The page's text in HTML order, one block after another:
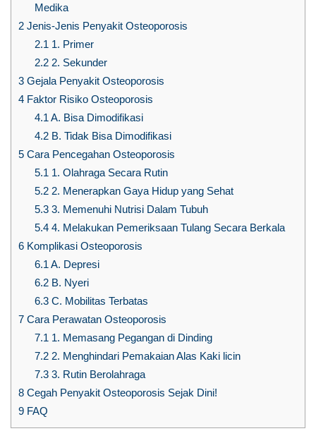
Medika
2 Jenis-Jenis Penyakit Osteoporosis
2.1 1. Primer
2.22. Sekunder
3 Gejala Penyakit Osteoporosis
4 Faktor Risiko Osteoporosis
4.1 A. Bisa Dimodifikasi
4.2B. Tidak Bisa Dimodifikasi
5 Cara Pencegahan Osteoporosis
5.1 1. Olahraga Secara Rutin
5.22. Menerapkan Gaya Hidup yang Sehat
5.33. Memenuhi Nutrisi Dalam Tubuh
5.44. Melakukan Pemeriksaan Tulang Secara Berkala
6 Komplikasi Osteoporosis
6.1 A. Depresi
6.2B. Nyeri
6.3C. Mobilitas Terbatas
7 Cara Perawatan Osteoporosis
7.1 1. Memasang Pegangan di Dinding
7.22. Menghindari Pemakaian Alas Kaki licin
7.33. Rutin Berolahraga
8 Cegah Penyakit Osteoporosis Sejak Dini!
9 FAQ